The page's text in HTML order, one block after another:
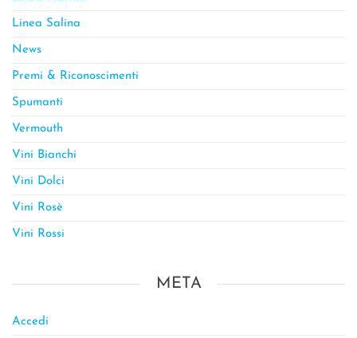
Linea Salina
News
Premi & Riconoscimenti
Spumanti
Vermouth
Vini Bianchi
Vini Dolci
Vini Rosè
Vini Rossi
META
Accedi